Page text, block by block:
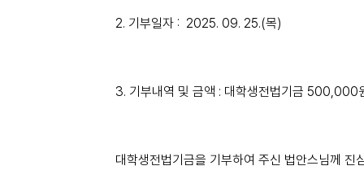
2. 기부일자 : 2025. 09. 25.(목)
3. 기부내역 및 금액 : 대학생전법기금 500,000
대학생전법기금을 기부하여 주신 법안스님께 진